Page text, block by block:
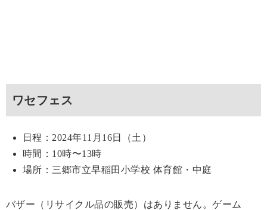
ワセフェス
日程：2024年11月16日（土）
時間：10時〜13時
場所：三郷市立早稲田小学校 体育館・中庭
バザー（リサイクル品の販売）はありません。ゲーム